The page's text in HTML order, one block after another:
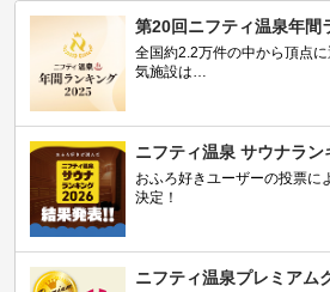
第20回ニフティ温泉年間
全国約2.2万件の中から頂点
気施設は…
ニフティ温泉 サウナラン
おふろ好きユーザーの投票に
決定！
ニフティ温泉プレミアム